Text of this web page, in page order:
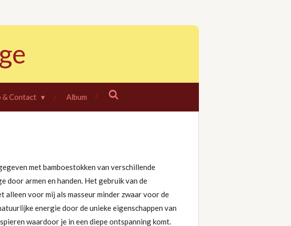
& Contact Album
met bamboestokken van verschillende
door armen en handen. Het gebruik van de
alleen voor mij als masseur minder zwaar voor de
energie door de unieke eigenschappen van
waardoor je in een diepe ontspanning komt.